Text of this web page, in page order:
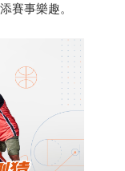
賽事樂趣。